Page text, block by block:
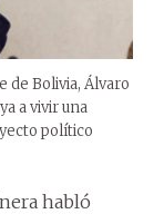
de Bolivia, Álvaro
a vivir una
político
habló